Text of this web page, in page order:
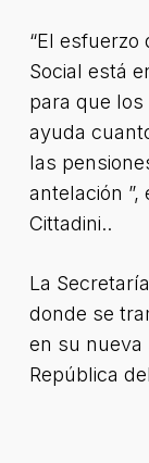
“El
Social está
para que los
ayuda
las
antelación ”,
Cittadini..
La
donde se
en su nueva
República